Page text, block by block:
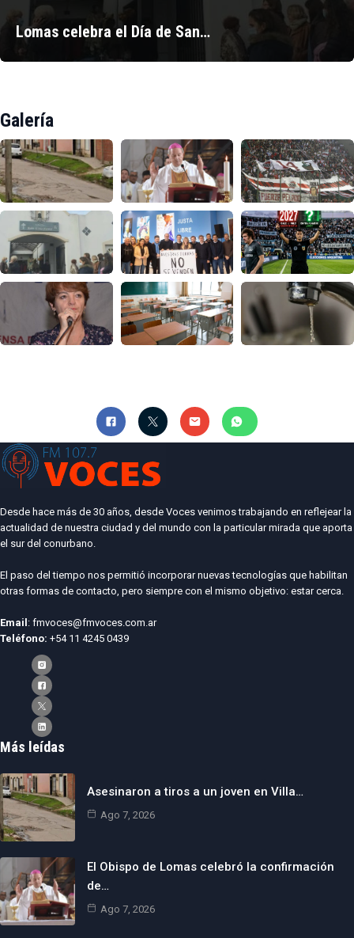
Lomas celebra el Día de San…
Galería
Desde hace más de 30 años, desde Voces venimos trabajando en reflejear la
actualidad de nuestra ciudad y del mundo con la particular mirada que aporta
el sur del conurbano.
El paso del tiempo nos permitió incorporar nuevas tecnologías que habilitan
otras formas de contacto, pero siempre con el mismo objetivo: estar cerca.
Email : fmvoces@fmvoces.com.ar
Teléfono: +54 11 4245 0439
Más leídas
Asesinaron a tiros a un joven en Villa…
Ago 7, 2026
El Obispo de Lomas celebró la confirmación
de…
Ago 7, 2026